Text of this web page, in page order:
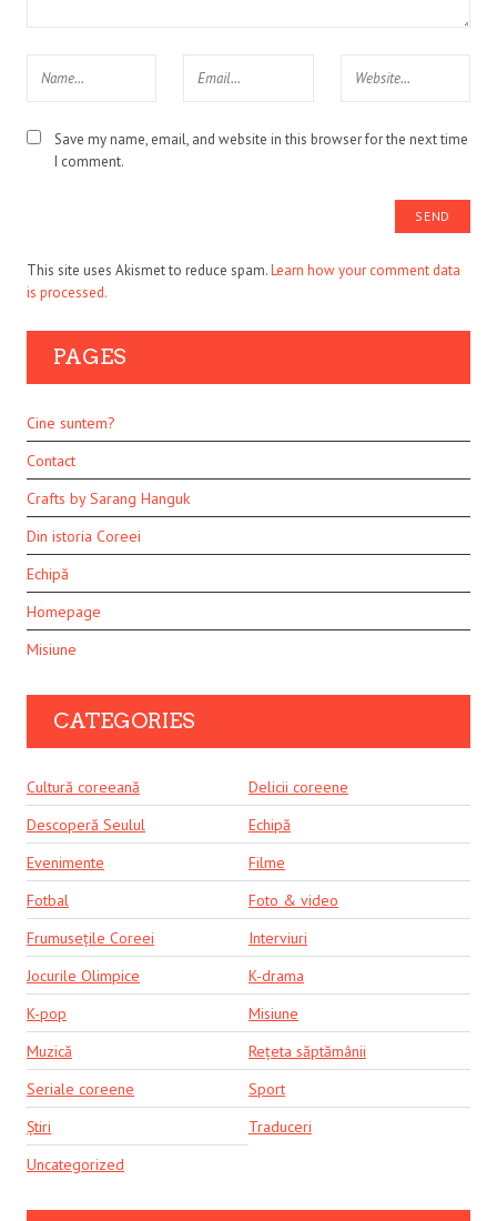
Save my name, email, and website in this browser for the next time
I comment.
This site uses Akismet to reduce spam.Learn how your comment data
is processed.
PAGES
Cine suntem?
Contact
Crafts by Sarang Hanguk
Din istoria Coreei
Echipă
Homepage
Misiune
CATEGORIES
Cultură coreeană
Delicii coreene
Descoperă Seulul
Echipă
Evenimente
Filme
Fotbal
Foto & video
Frumusețile Coreei
Interviuri
Jocurile Olimpice
K-drama
K-pop
Misiune
Muzică
Rețeta săptămânii
Seriale coreene
Sport
Știri
Traduceri
Uncategorized